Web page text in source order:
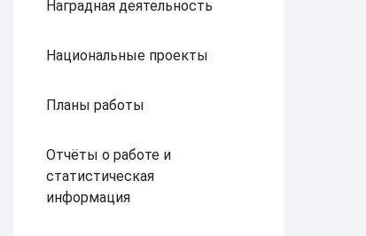
Наградная деятельность
Национальные проекты
Планы работы
Отчёты о работе и
статистическая
информация